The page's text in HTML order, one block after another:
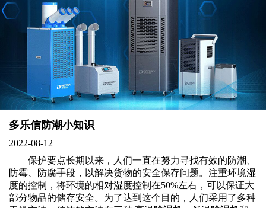
多乐信防潮小知识
2022-08-12
保护要点长期以来，人们一直在努力寻找有效的防潮、
防霉、防腐手段，以解决货物的安全保存问题。注重环境湿
度的控制，将环境的相对湿度控制在50%左右，可以保证大
部分物品的储存安全。为了达到这个目的，人们采用了多种